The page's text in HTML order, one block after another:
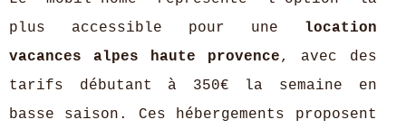
plus accessible pour une
location
vacances alpes haute provence, avec des
tarifs débutant à 350€ la semaine en
basse saison. Ces hébergements proposent